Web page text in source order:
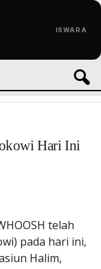
ISWARA
Hari Ini
telah
pada hari ini,
Halim,